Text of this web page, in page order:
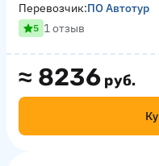
≈ 8236 руб.
Перевозчик:ПО Автотур
5 1 отзыв